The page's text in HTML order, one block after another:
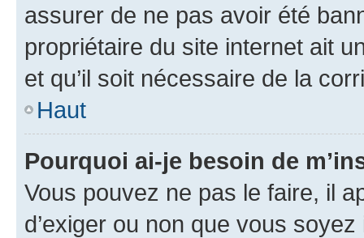
assurer de ne pas avoir été
propriétaire du site internet ait
et qu’il soit nécessaire de la
Haut
Pourquoi ai-je besoin de
Vous pouvez ne pas le faire, il
d’exiger ou non que vous